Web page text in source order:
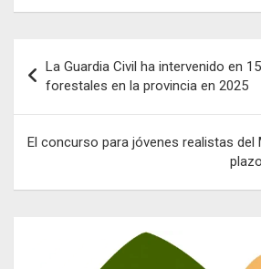
de
entradas
La Guardia Civil ha intervenido en
forestales en la provincia en 2025
El concurso para jóvenes realistas del